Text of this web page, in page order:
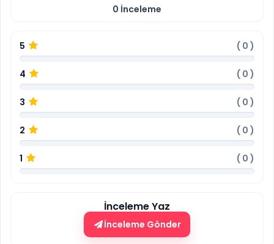
0 İnceleme
5 ( 0 )
4 ( 0 )
3 ( 0 )
2 ( 0 )
1 ( 0 )
İnceleme Yaz
İnceleme Gönder